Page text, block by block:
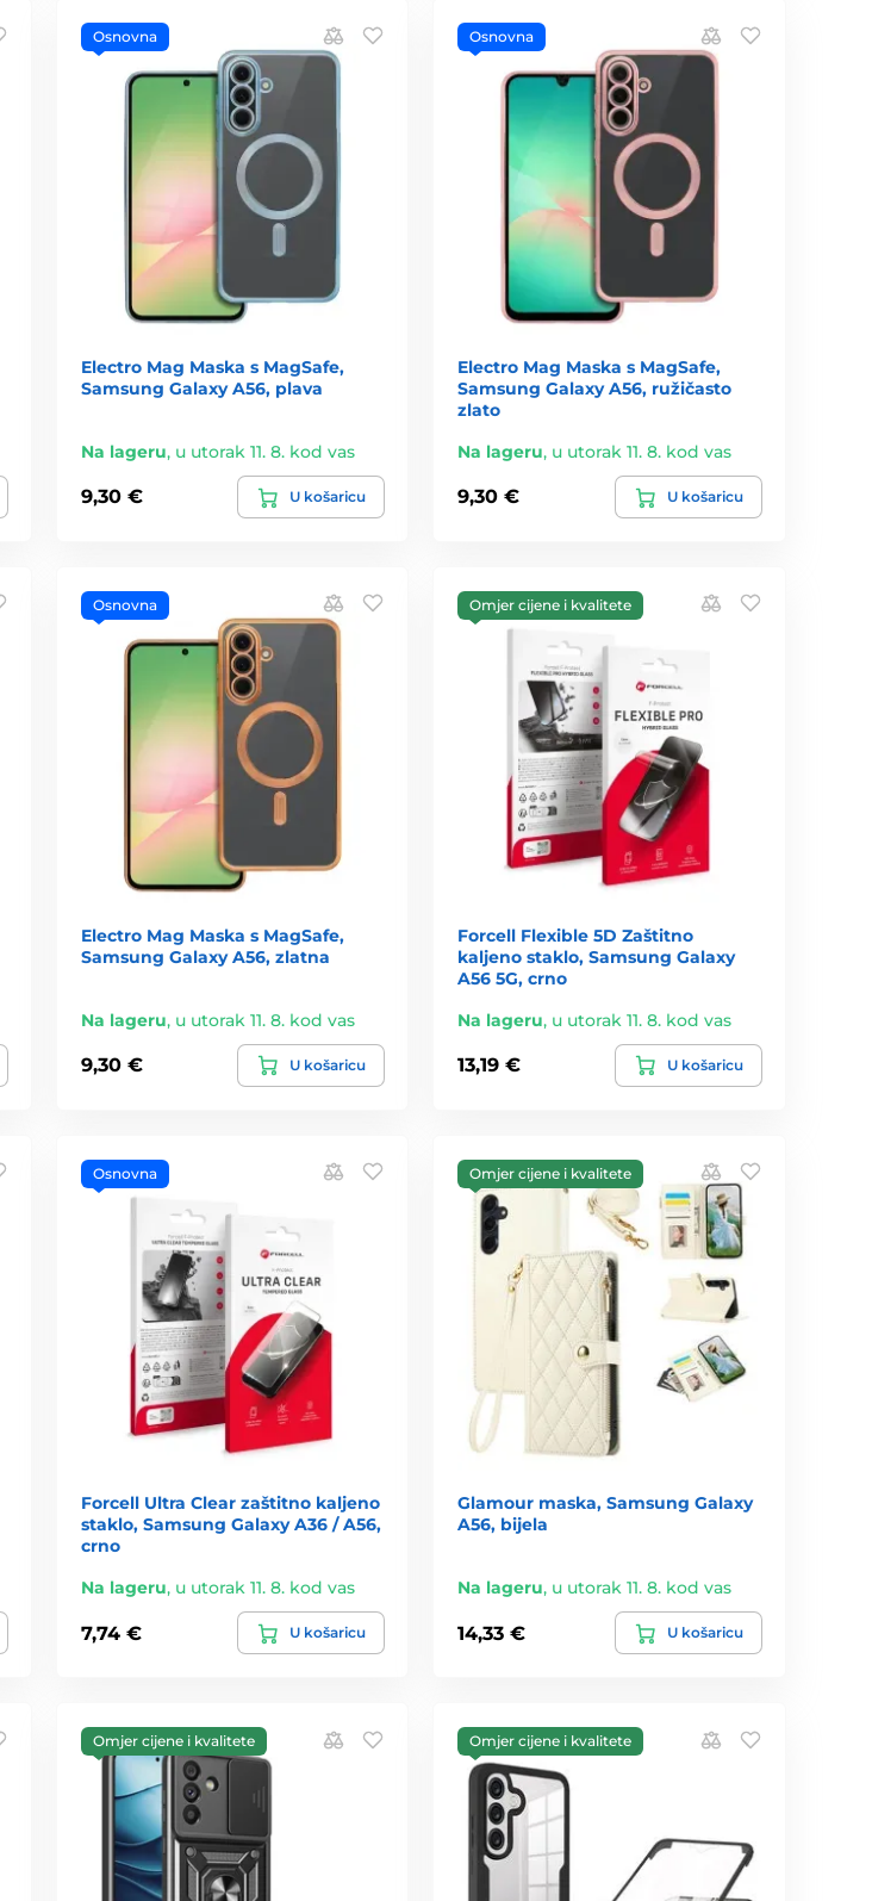
Osnovna
Electro Mag Maska s MagSafe,
Samsung Galaxy A56, plava
Na lageru, u utorak 11. 8. kod vas
9,30 € U košaricu
Osnovna
Electro Mag Maska s MagSafe,
Samsung Galaxy A56, ružičasto
zlato
Na lageru, u utorak 11. 8. kod vas
9,30 € U košaricu
Osnovna
Electro Mag Maska s MagSafe,
Samsung Galaxy A56, zlatna
Na lageru, u utorak 11. 8. kod vas
9,30 € U košaricu
Omjer cijene i kvalitete
Forcell Flexible 5D Zaštitno
kaljeno staklo, Samsung Galaxy
A56 5G, crno
Na lageru, u utorak 11. 8. kod vas
13,19 € U košaricu
Osnovna
Forcell Ultra Clear zaštitno kaljeno
staklo, Samsung Galaxy A36 / A56,
crno
Na lageru, u utorak 11. 8. kod vas
7,74 € U košaricu
Omjer cijene i kvalitete
Glamour maska, Samsung Galaxy
A56, bijela
Na lageru, u utorak 11. 8. kod vas
14,33 € U košaricu
Omjer cijene i kvalitete Omjer cijene i kvalitete